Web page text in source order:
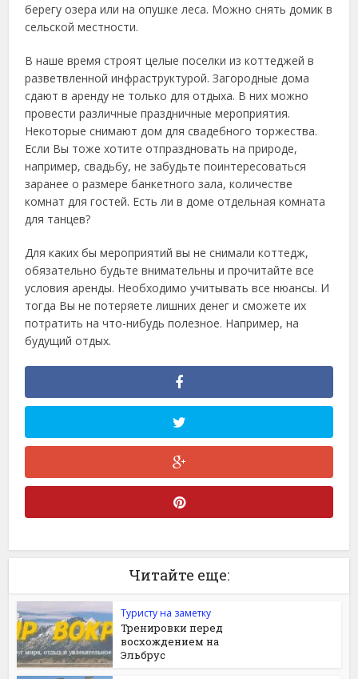
берегу озера или на опушке леса. Можно снять домик в
сельской местности.
В наше время строят целые поселки из коттеджей в
разветвленной инфраструктурой. Загородные дома
сдают в аренду не только для отдыха. В них можно
провести различные праздничные мероприятия.
Некоторые снимают дом для свадебного торжества.
Если Вы тоже хотите отпраздновать на природе,
например, свадьбу, не забудьте поинтересоваться
заранее о размере банкетного зала, количестве
комнат для гостей. Есть ли в доме отдельная комната
для танцев?
Для каких бы мероприятий вы не снимали коттедж,
обязательно будьте внимательны и прочитайте все
условия аренды. Необходимо учитывать все нюансы. И
тогда Вы не потеряете лишних денег и сможете их
потратить на что-нибудь полезное. Например, на
будущий отдых.
Читайте еще:
Туристу на заметку
Тренировки перед
восхождением на
Эльбрус